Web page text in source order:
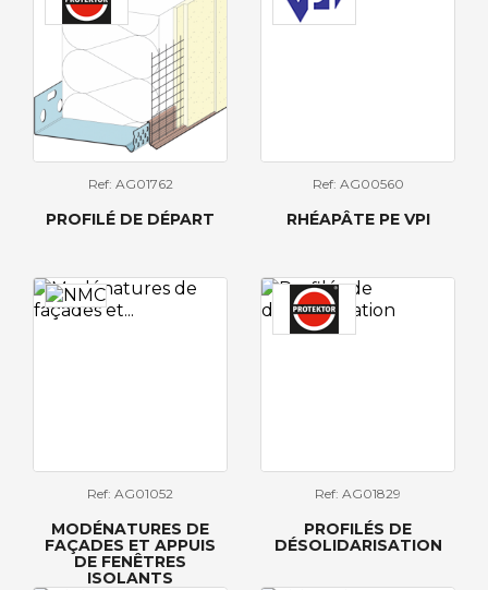
Ref: AG01762
PROFILÉ DE DÉPART
Ref: AG00560
RHÉAPÂTE PE VPI
Ref: AG01052
MODÉNATURES DE
FAÇADES ET APPUIS
DE FENÊTRES
ISOLANTS
Ref: AG01829
PROFILÉS DE
DÉSOLIDARISATION